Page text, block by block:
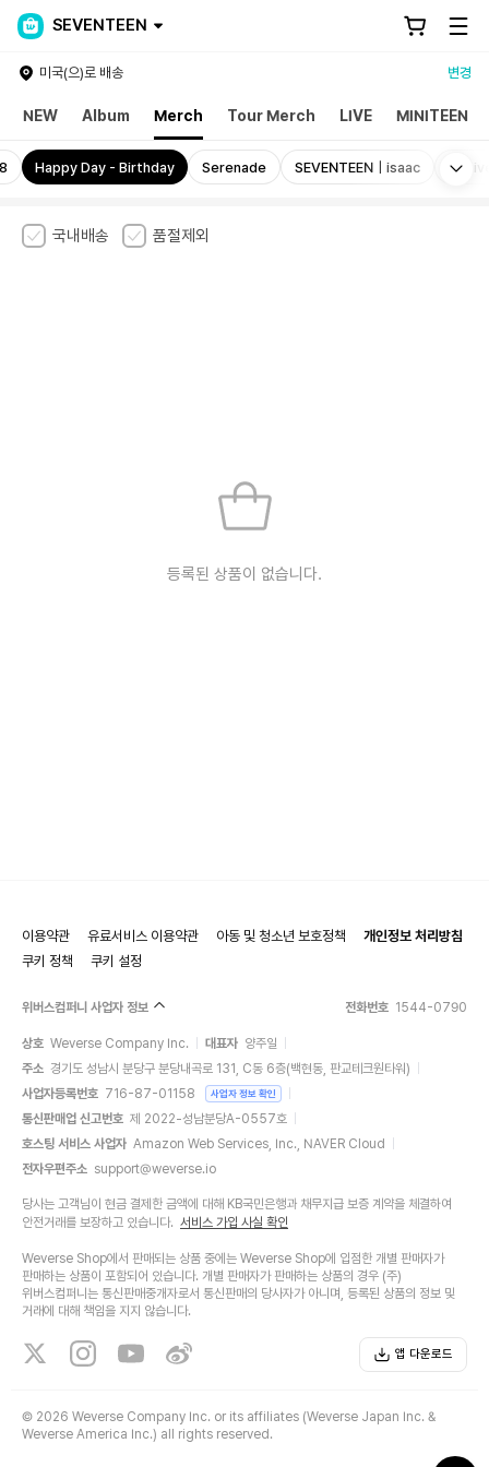
SEVENTEEN
미국(으)로 배송 변경
NEW Album Merch Tour Merch LIVE MINITEEN
Happy Day - Birthday Serenade SEVENTEEN｜isaac
국내배송 품절제외
등록된 상품이 없습니다.
이용약관 유료서비스 이용약관 아동 및 청소년 보호정책
개인정보 처리방침
쿠키 정책
쿠키 설정
위버스컴퍼니 사업자 정보 전화번호 1544-0790
상호 Weverse Company Inc. 대표자 양주일
주소 경기도 성남시 분당구 분당내곡로 131, C동 6층(백현동, 판교테크원타워)
사업자등록번호 716-87-01158 사업자 정보 확인
통신판매업 신고번호 제 2022-성남분당A-0557호
호스팅 서비스 사업자 Amazon Web Services, Inc., NAVER Cloud
전자우편주소 support@weverse.io
당사는 고객님이 현금 결제한 금액에 대해 KB국민은행과 채무지급 보증 계약을 체결하여
안전거래를 보장하고 있습니다. 서비스 가입 사실 확인
Weverse Shop에서 판매되는 상품 중에는 Weverse Shop에 입점한 개별 판매자가
판매하는 상품이 포함되어 있습니다. 개별 판매자가 판매하는 상품의 경우 (주)
위버스컴퍼니는 통신판매중개자로서 통신판매의 당사자가 아니며, 등록된 상품의 정보 및
거래에 대해 책임을 지지 않습니다.
앱 다운로드
© 2026 Weverse Company Inc. or its affiliates (Weverse Japan Inc. &
Weverse America Inc.) all rights reserved.